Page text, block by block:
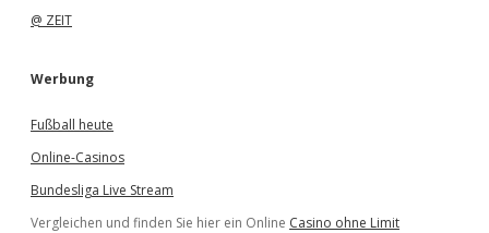
@ ZEIT
Werbung
Fußball heute
Online-Casinos
Bundesliga Live Stream
Vergleichen und finden Sie hier ein Online Casino ohne Limit